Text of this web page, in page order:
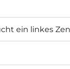
ein linkes